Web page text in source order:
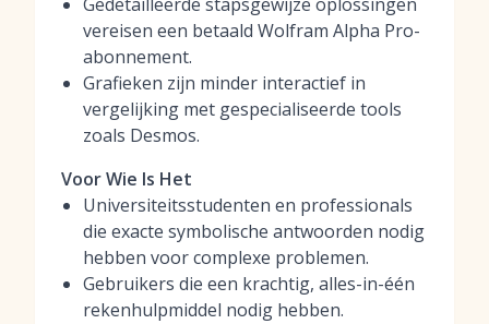
vereisen een betaald Wolfram Alpha Pro-
abonnement.
Grafieken zijn minder interactief in
vergelijking met gespecialiseerde tools
zoals Desmos.
Voor Wie Is Het
Universiteitsstudenten en professionals
die exacte symbolische antwoorden nodig
hebben voor complexe problemen.
Gebruikers die een krachtig, alles-in-één
rekenhulpmiddel nodig hebben.